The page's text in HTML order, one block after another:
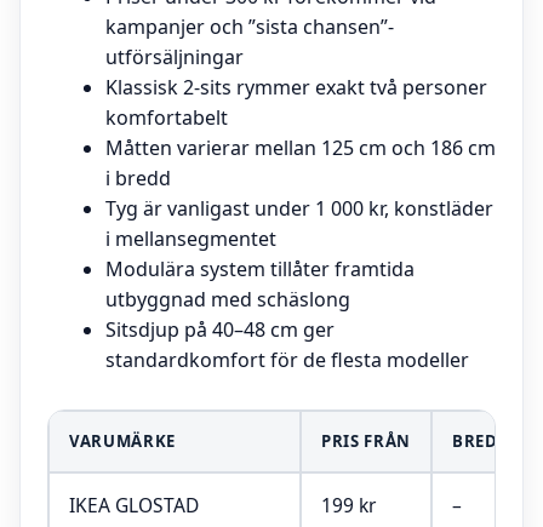
kampanjer och ”sista chansen”-
utförsäljningar
Klassisk 2-sits rymmer exakt två personer
komfortabelt
Måtten varierar mellan 125 cm och 186 cm
i bredd
Tyg är vanligast under 1 000 kr, konstläder
i mellansegmentet
Modulära system tillåter framtida
utbyggnad med schäslong
Sitsdjup på 40–48 cm ger
standardkomfort för de flesta modeller
VARUMÄRKE PRIS FRÅN BREDD
IKEA GLOSTAD 199 kr –